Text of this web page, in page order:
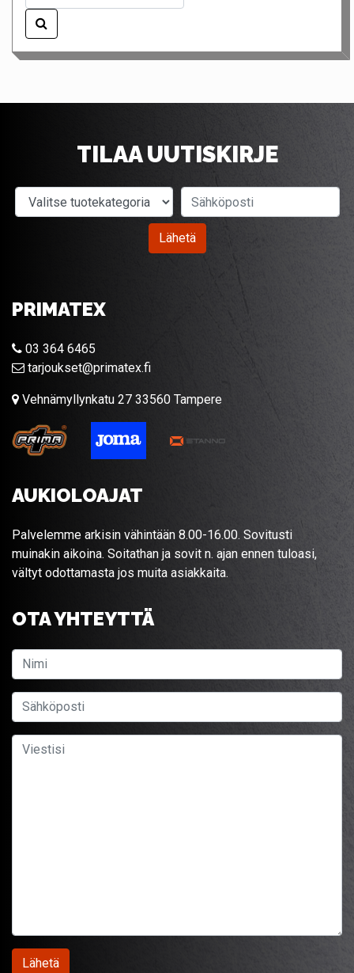
TILAA UUTISKIRJE
Valitse tuotekategoria
Lähetä
PRIMATEX
03 364 6465
tarjoukset@primatex.fi
Vehnämyllynkatu 27 33560 Tampere
AUKIOLOAJAT
Palvelemme arkisin vähintään 8.00-16.00. Sovitusti
muinakin aikoina. Soitathan ja sovit n. ajan ennen tuloasi,
vältyt odottamasta jos muita asiakkaita.
OTA YHTEYTTÄ